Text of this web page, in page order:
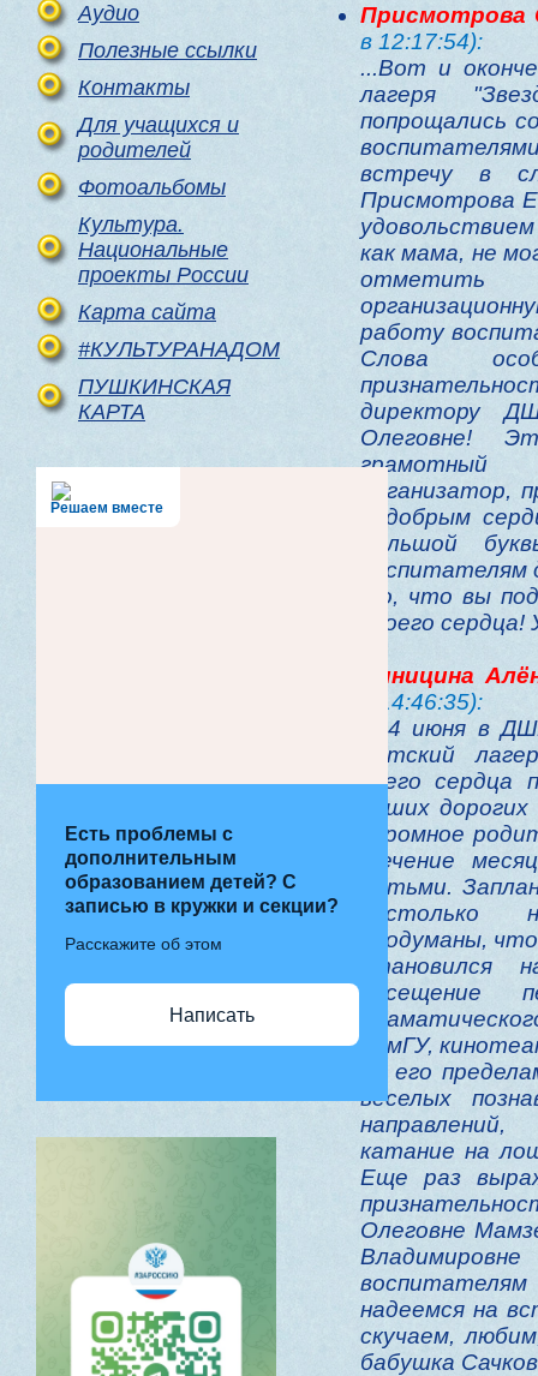
Аудио
Полезные ссылки
Контакты
Для учащихся и
родителей
Фотоальбомы
Культура.
Национальные
проекты России
Карта сайта
#КУЛЬТУРАНАДОМ
ПУШКИНСКАЯ
КАРТА
Решаем вместе
Есть проблемы с
дополнительным
образованием детей? С
записью в кружки и секции?
Расскажите об этом
Написать
Присмотрова
в 12:17:54):
...Вот и
лагеря
попрощались
встречу в
Присмотрова
как мама, не
отметить
работу
Слова
директору
Олеговне!
грамотный
организатор,
и добрым
большой
воспитателям
то, что вы
своего
Синицина
в 14:46:35):
C 4 июня в
детский
всего сердца
наших
огромное
течение
детьми.
продуманы,
становился
посещение
КемГУ,
за его
веселых
катание на
Еще раз
Олеговне
надеемся на
скучаем,
бабушка